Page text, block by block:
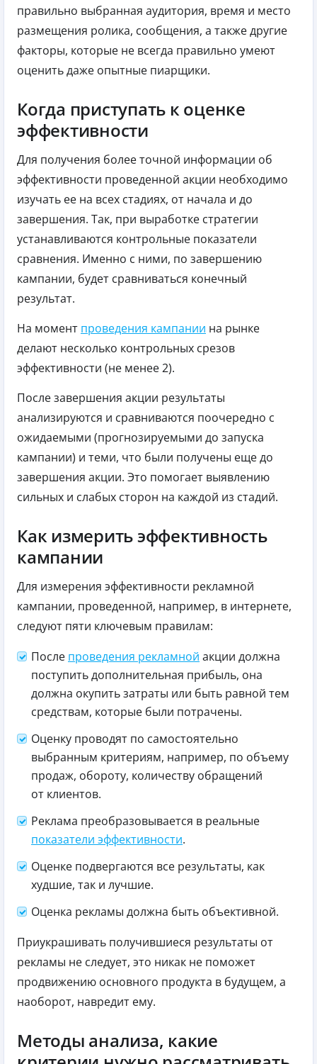
правильно выбранная аудитория, время и место
размещения ролика, сообщения, а также другие
факторы, которые не всегда правильно умеют
оценить даже опытные пиарщики.
Когда приступать к оценке
эффективности
Для получения более точной информации об
эффективности проведенной акции необходимо
изучать ее на всех стадиях, от начала и до
завершения. Так, при выработке стратегии
устанавливаются контрольные показатели
сравнения. Именно с ними, по завершению
кампании, будет сравниваться конечный
результат.
На момент проведения кампании на рынке
делают несколько контрольных срезов
эффективности (не менее 2).
После завершения акции результаты
анализируются и сравниваются поочередно с
ожидаемыми (прогнозируемыми до запуска
кампании) и теми, что были получены еще до
завершения акции. Это помогает выявлению
сильных и слабых сторон на каждой из стадий.
Как измерить эффективность
кампании
Для измерения эффективности рекламной
кампании, проведенной, например, в интернете,
следуют пяти ключевым правилам:
После проведения рекламной акции должна
поступить дополнительная прибыль, она
должна окупить затраты или быть равной тем
средствам, которые были потрачены.
Оценку проводят по самостоятельно
выбранным критериям, например, по объему
продаж, обороту, количеству обращений
от клиентов.
Реклама преобразовывается в реальные
показатели эффективности.
Оценке подвергаются все результаты, как
худшие, так и лучшие.
Оценка рекламы должна быть объективной.
Приукрашивать получившиеся результаты от
рекламы не следует, это никак не поможет
продвижению основного продукта в будущем, а
наоборот, навредит ему.
Методы анализа, какие